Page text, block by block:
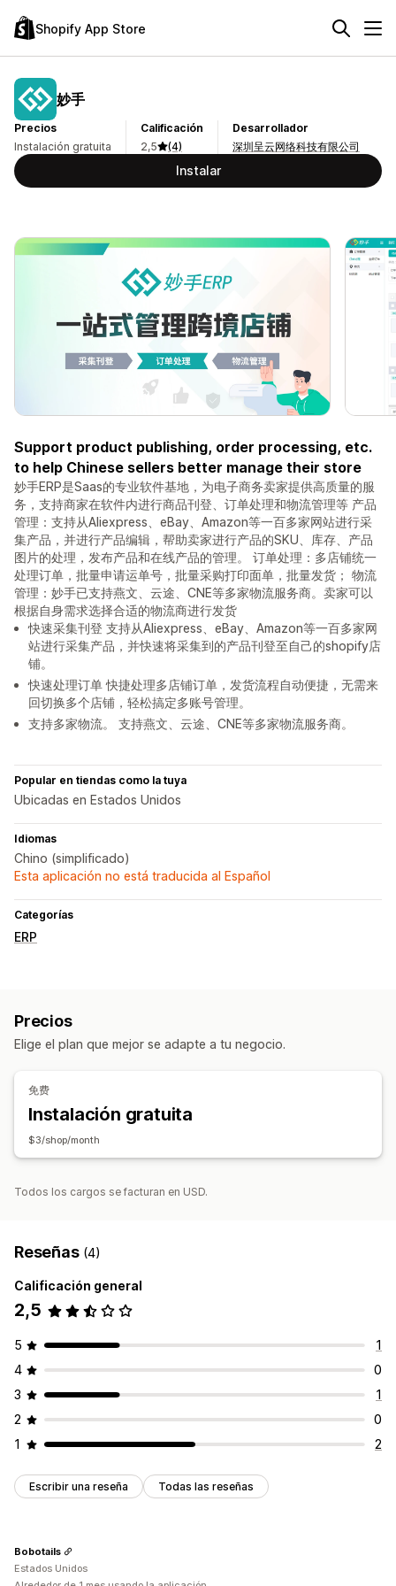
Shopify App Store
妙手
Precios
Instalación gratuita
Calificación
2,5
(4)
Desarrollador
深圳呈云网络科技有限公司
Instalar
Support product publishing, order processing, etc.
to help Chinese sellers better manage their store
妙手ERP是Saas的专业软件基地，为电子商务卖家提供高质量的服
务，支持商家在软件内进行商品刊登、订单处理和物流管理等 产品
管理：支持从Aliexpress、eBay、Amazon等一百多家网站进行采
集产品，并进行产品编辑，帮助卖家进行产品的SKU、库存、产品
图片的处理，发布产品和在线产品的管理。 订单处理：多店铺统一
处理订单，批量申请运单号，批量采购打印面单，批量发货； 物流
管理：妙手已支持燕文、云途、CNE等多家物流服务商。卖家可以
根据自身需求选择合适的物流商进行发货
快速采集刊登 支持从Aliexpress、eBay、Amazon等一百多家网
站进行采集产品，并快速将采集到的产品刊登至自己的shopify店
铺。
快速处理订单 快捷处理多店铺订单，发货流程自动便捷，无需来
回切换多个店铺，轻松搞定多账号管理。
支持多家物流。 支持燕文、云途、CNE等多家物流服务商。
Popular en tiendas como la tuya
Ubicadas en Estados Unidos
Idiomas
Chino (simplificado)
Esta aplicación no está traducida al Español
Categorías
ERP
Precios
Elige el plan que mejor se adapte a tu negocio.
免费
Instalación gratuita
$3/shop/month
Todos los cargos se facturan en USD.
Reseñas (4)
Calificación general
2,5
5
1
4
0
3
1
2
0
1
2
Escribir una reseña Todas las reseñas
Bobotails
Estados Unidos